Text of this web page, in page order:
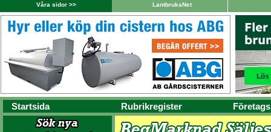
Våra sidor >> LantbruksNet
Startsida Rubrikregister